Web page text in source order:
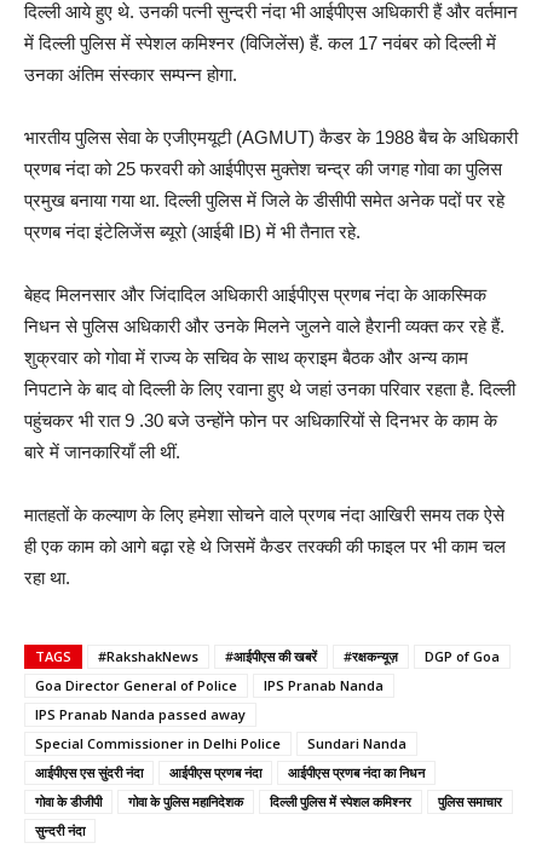
दिल्ली आये हुए थे. उनकी पत्नी सुन्दरी नंदा भी आईपीएस अधिकारी हैं और वर्तमान
में दिल्ली पुलिस में स्पेशल कमिश्नर (विजिलेंस) हैं. कल 17 नवंबर को दिल्ली में
उनका अंतिम संस्कार सम्पन्न होगा.
भारतीय पुलिस सेवा के एजीएमयूटी (AGMUT) कैडर के 1988 बैच के अधिकारी
प्रणब नंदा को 25 फरवरी को आईपीएस मुक्तेश चन्द्र की जगह गोवा का पुलिस
प्रमुख बनाया गया था. दिल्ली पुलिस में जिले के डीसीपी समेत अनेक पदों पर रहे
प्रणब नंदा इंटेलिजेंस ब्यूरो (आईबी IB) में भी तैनात रहे.
बेहद मिलनसार और जिंदादिल अधिकारी आईपीएस प्रणब नंदा के आकस्मिक
निधन से पुलिस अधिकारी और उनके मिलने जुलने वाले हैरानी व्यक्त कर रहे हैं.
शुक्रवार को गोवा में राज्य के सचिव के साथ क्राइम बैठक और अन्य काम
निपटाने के बाद वो दिल्ली के लिए रवाना हुए थे जहां उनका परिवार रहता है. दिल्ली
पहुंचकर भी रात 9 .30 बजे उन्होंने फोन पर अधिकारियों से दिनभर के काम के
बारे में जानकारियाँ ली थीं.
मातहतों के कल्याण के लिए हमेशा सोचने वाले प्रणब नंदा आखिरी समय तक ऐसे
ही एक काम को आगे बढ़ा रहे थे जिसमें कैडर तरक्की की फाइल पर भी काम चल
रहा था.
TAGS #RakshakNews #आईपीएस की खबरें #रक्षकन्यूज़
DGP of Goa
Goa Director General of Police
IPS Pranab Nanda
IPS Pranab Nanda passed away
Special Commissioner in Delhi Police
Sundari Nanda
आईपीएस एस सुंदरी नंदा
आईपीएस प्रणब नंदा
आईपीएस प्रणब नंदा का निधन
गोवा के डीजीपी
गोवा के पुलिस महानिदेशक दिल्ली पुलिस में स्पेशल कमिश्नर
पुलिस समाचार
सुन्दरी नंदा